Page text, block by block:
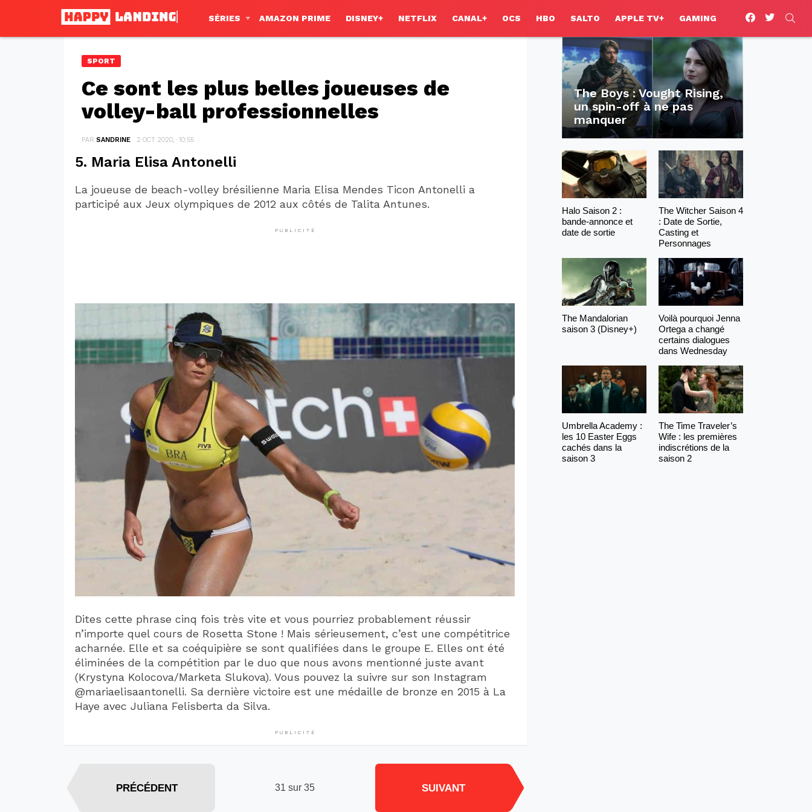
SÉRIES AMAZON PRIME DISNEY+ NETFLIX CANAL+ OCS HBO SALTO APPLE TV+ GAMING
facebooktwitter
SPORT
Ce sont les plus belles joueuses de
volley-ball professionnelles
PAR SANDRINE 2 OCT 2020, · 10:55
5. Maria Elisa Antonelli
La joueuse de beach-volley brésilienne Maria Elisa Mendes Ticon Antonelli a
participé aux Jeux olympiques de 2012 aux côtés de Talita Antunes.
PUBLICITÉ
Dites cette phrase cinq fois très vite et vous pourriez probablement réussir
n’importe quel cours de Rosetta Stone ! Mais sérieusement, c’est une compétitrice
acharnée. Elle et sa coéquipière se sont qualifiées dans le groupe E. Elles ont été
éliminées de la compétition par le duo que nous avons mentionné juste avant
(Krystyna Kolocova/Marketa Slukova). Vous pouvez la suivre sur son Instagram
@mariaelisaantonelli. Sa dernière victoire est une médaille de bronze en 2015 à La
Haye avec Juliana Felisberta da Silva.
PUBLICITÉ
31 sur 35
PRÉCÉDENT SUIVANT
The Boys : Vought Rising,
un spin-off à ne pas
manquer
Halo Saison 2 :
bande-annonce et
date de sortie
The Witcher Saison 4
: Date de Sortie,
Casting et
Personnages
The Mandalorian
saison 3 (Disney+)
Voilà pourquoi Jenna
Ortega a changé
certains dialogues
dans Wednesday
Umbrella Academy :
les 10 Easter Eggs
cachés dans la
saison 3
The Time Traveler’s
Wife : les premières
indiscrétions de la
saison 2